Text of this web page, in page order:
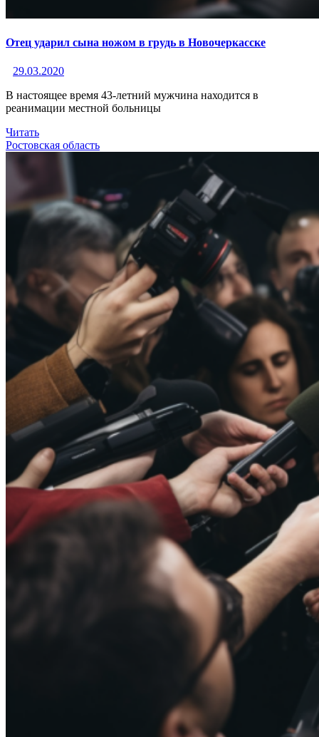
Отец ударил сына ножом в грудь в Новочеркасске
29.03.2020
В настоящее время 43-летний мужчина находится в
реанимации местной больницы
Читать
Ростовская область